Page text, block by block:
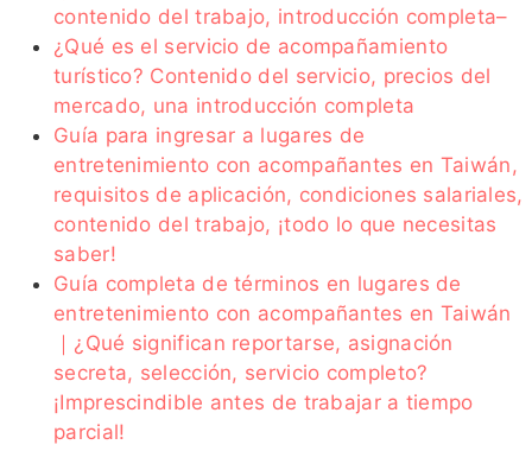
contenido del trabajo, introducción completa–
¿Qué es el servicio de acompañamiento
turístico? Contenido del servicio, precios del
mercado, una introducción completa
Guía para ingresar a lugares de
entretenimiento con acompañantes en Taiwán,
requisitos de aplicación, condiciones salariales,
contenido del trabajo, ¡todo lo que necesitas
saber!
Guía completa de términos en lugares de
entretenimiento con acompañantes en Taiwán
｜¿Qué significan reportarse, asignación
secreta, selección, servicio completo?
¡Imprescindible antes de trabajar a tiempo
parcial!